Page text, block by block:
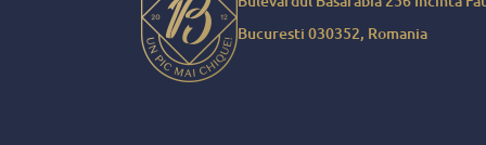
Pentru toate aceste fapte,
Bucuresti 030352, Romania